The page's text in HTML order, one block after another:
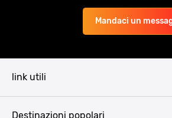
Mandaci un
link utili
Destinazioni popolari